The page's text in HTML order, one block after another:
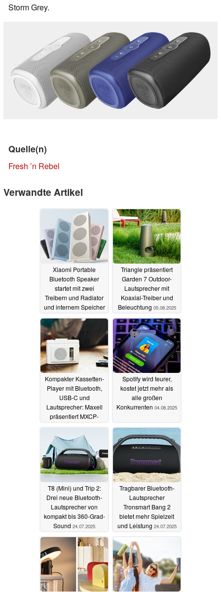
Storm Grey.
Quelle(n)
Fresh ’n Rebel
Verwandte Artikel
Xiaomi Portable
Bluetooth Speaker
startet mit zwei
Treibern und Radiator
und internem Speicher
26.09.2025
Triangle präsentiert
Garden 7 Outdoor-
Lautsprecher mit
Koaxial-Treiber und
Beleuchtung 05.08.2025
Kompakter Kassetten-
Player mit Bluetooth,
USB-C und
Lautsprecher: Maxell
präsentiert MXCP-
04.08.2025
Spotify wird teurer,
kostet jetzt mehr als
alle großen
Konkurrenten 04.08.2025
T8 (Mini) und Trip 2:
Drei neue Bluetooth-
Lautsprecher von
kompakt bis 360-Grad-
Sound 24.07.2025
Tragbarer Bluetooth-
Lautsprecher
Tronsmart Bang 2
bietet mehr Spielzeit
und Leistung 24.07.2025